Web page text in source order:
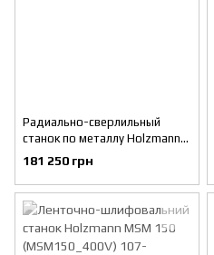
Радиально-сверлильный
станок по металлу Holzmann
Z3032X7P (Z3032X7P_400V)
181 250 грн